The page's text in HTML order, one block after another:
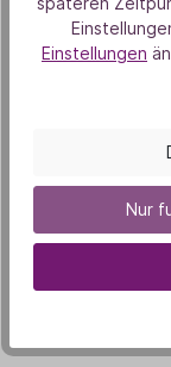
Einstellungen
Nur